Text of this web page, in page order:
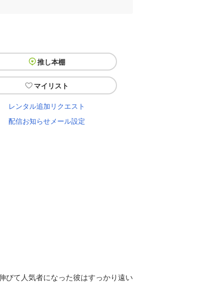
推し本棚
マイリスト
レンタル追加リクエスト
配信お知らせメール設定
びて人気者になった彼はすっかり遠い